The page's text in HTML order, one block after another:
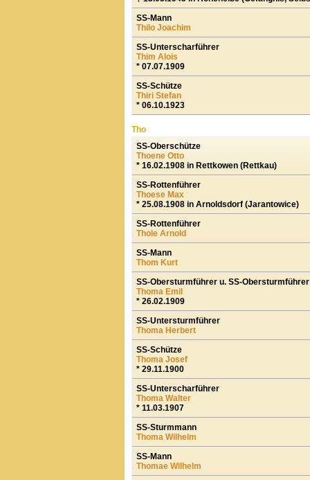
SS-Mann
Thilo Joachim
SS-Unterscharführer
Thim Alois
* 07.07.1909
SS-Schütze
Thiri Stefan
* 06.10.1923
Tho
SS-Oberschütze
Thoene Otto
* 16.02.1908 in Rettkowen (Rettkau)
SS-Rottenführer
Thoese Max
* 25.08.1908 in Arnoldsdorf (Jarantowice)
SS-Rottenführer
Thole Arnold
SS-Mann
Thom Kurt
SS-Obersturmführer u. SS-Obersturmführer
Thoma Emil
* 26.02.1909
SS-Untersturmführer
Thoma Herbert
SS-Schütze
Thoma Josef
* 29.11.1900
SS-Unterscharführer
Thoma Walter
* 11.03.1907
SS-Sturmmann
Thoma Wilhelm
SS-Mann
Thomae Wilhelm